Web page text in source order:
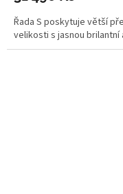
Řada S poskytuje větší
velikosti s jasnou